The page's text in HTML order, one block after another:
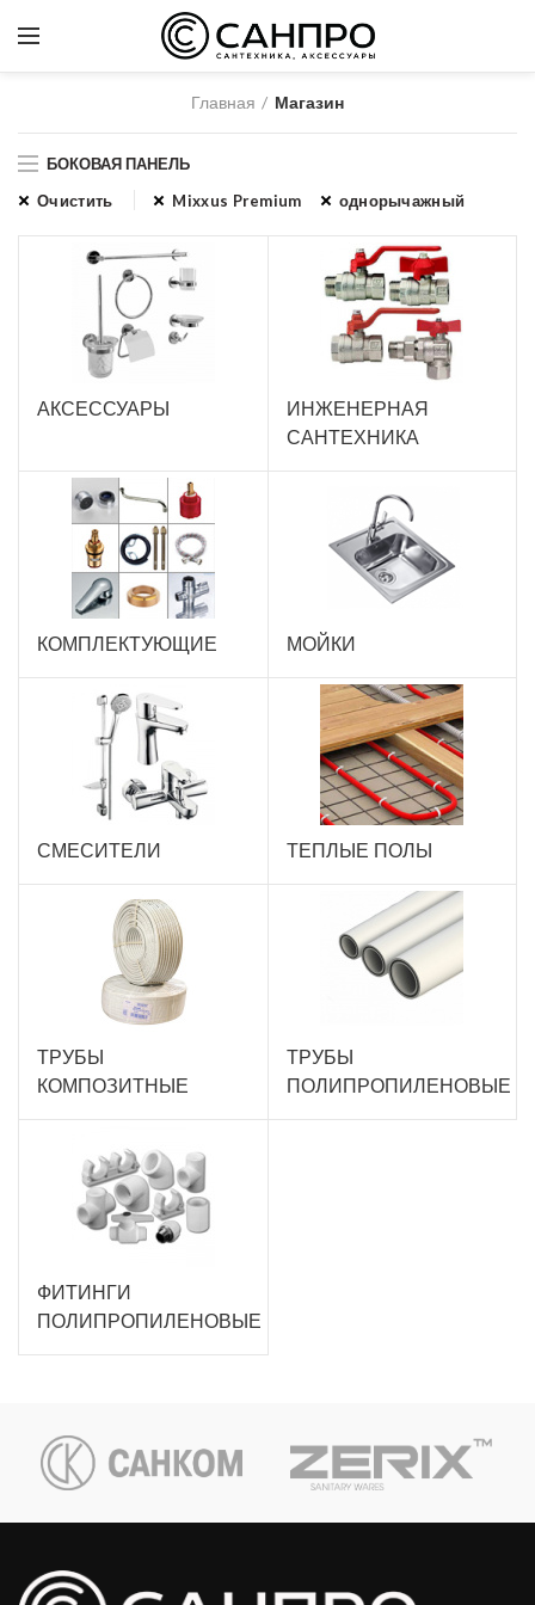
Главная Магазин
БОКОВАЯ ПАНЕЛЬ
Очистить
Mixxus Premium однорычажный
АКСЕССУАРЫ
ИНЖЕНЕРНАЯ
САНТЕХНИКА
КОМПЛЕКТУЮЩИЕ МОЙКИ
СМЕСИТЕЛИ ТЕПЛЫЕ ПОЛЫ
ТРУБЫ
КОМПОЗИТНЫЕ
ТРУБЫ
ПОЛИПРОПИЛЕНОВЫЕ
ФИТИНГИ
ПОЛИПРОПИЛЕНОВЫЕ